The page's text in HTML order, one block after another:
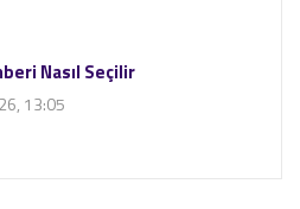
Nasıl Seçilir
13:05